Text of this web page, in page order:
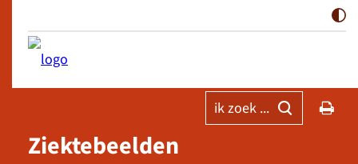
ik zoek ...
Ziektebeelden